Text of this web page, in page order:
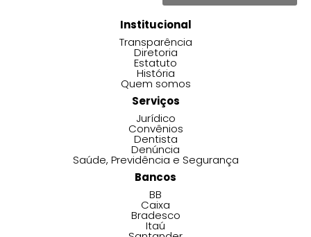
Institucional
Transparência
Diretoria
Estatuto
História
Quem somos
Serviços
Jurídico
Convênios
Dentista
Denúncia
Saúde, Previdência e Segurança
Bancos
BB
Caixa
Bradesco
Itaú